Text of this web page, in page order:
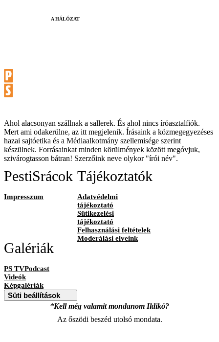
A HÁLÓZAT
Ahol alacsonyan szállnak a sallerek. És ahol nincs íróasztalfiók.
Mert ami odakerülne, az itt megjelenik. Írásaink a közmegegyezéses
hazai sajtóetika és a Médiaalkotmány szellemisége szerint
készülnek. Forrásainkat minden körülmények között megóvjuk,
szivárogtasson bátran! Szerzőink neve olykor "írói név".
PestiSrácok
Impresszum
Tájékoztatók
Adatvédelmi
tájékoztató
Sütikezelési
tájékoztató
Felhasználási feltételek
Moderálási elveink
Galériák
PS TVPodcast
Videók
Képgalériák
Süti beállítások
*Kell még valamit mondanom Ildikó?
Az őszödi beszéd utolsó mondata.